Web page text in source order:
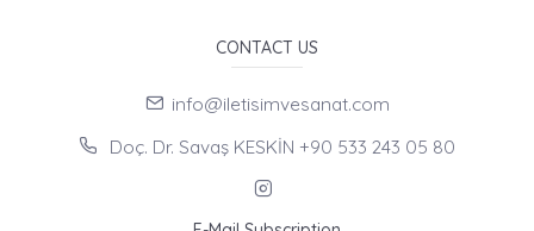
CONTACT US
info@iletisimvesanat.com
Doç. Dr. Savaş KESKİN +90 533 243 05 80